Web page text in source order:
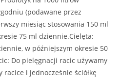
(podawane przez
miesiąc stosowania 150 ml
75 ml dziennie.Cielęta:
w późniejszym okresie 50
Do pielęgnacji racic używamy
i jednocześnie ściółkę